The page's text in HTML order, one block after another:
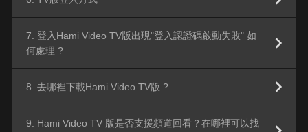
7. 登入Hami Video TV版出現"登入認證碼啟動失敗" 如
何處理 ?
8. 去哪裡下載Hami Video TV版 ?
9. Hami Video TV 版是否支援頻道回看？在哪裡可以找